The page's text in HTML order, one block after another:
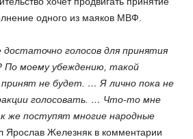
одного из маяков МВФ.
голосов для принятия
По моему убеждению, такой
не будет. … Я лично пока не
голосовать. … Что-то мне
же поступят многие народные
Ярослав Железняк в комментарии